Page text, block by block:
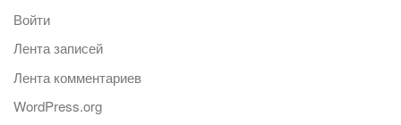
Войти
Лента записей
Лента комментариев
WordPress.org